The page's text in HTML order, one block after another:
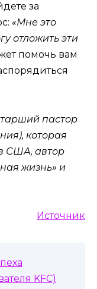
за
«Мне это
отложить эти
помочь вам
пастор
которая
США, автор
жизнь» и
Источник
KFC)